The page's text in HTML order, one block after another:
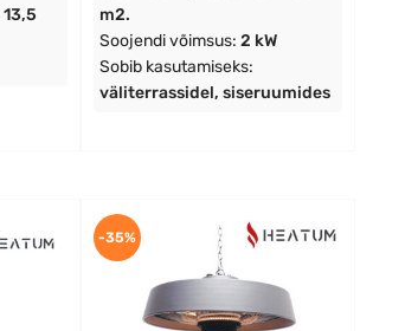
m2.
Soojendi võimsus: 2 kW
Sobib kasutamiseks:
väliterrassidel, siseruumides
-35%